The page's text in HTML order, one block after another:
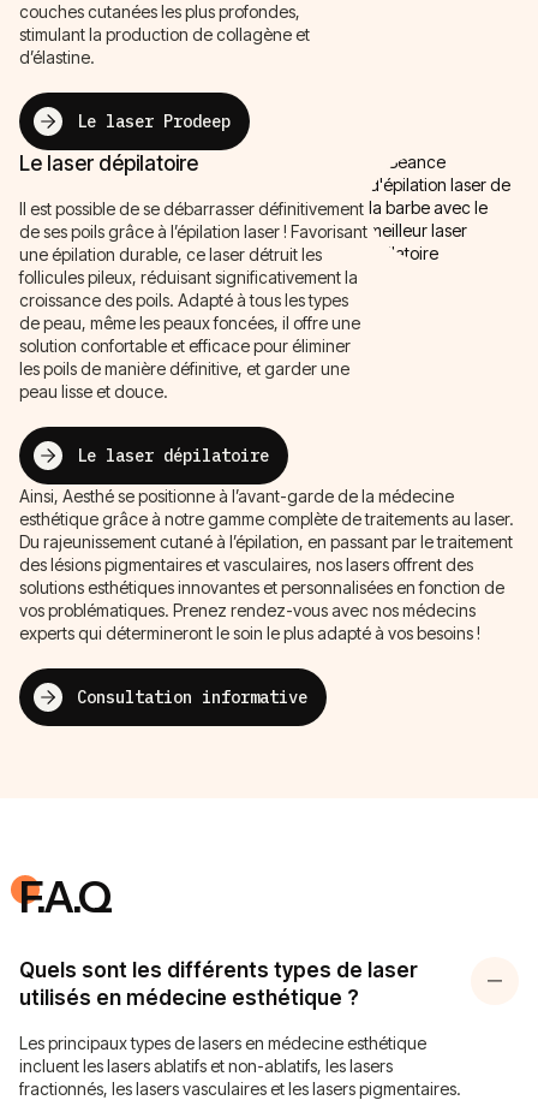
couches cutanées les plus profondes,
stimulant la production de collagène et
d’élastine.
Le laser Prodeep
Le laser dépilatoire
Il est possible de se débarrasser définitivement
de ses poils grâce à l’épilation laser ! Favorisant
une épilation durable, ce laser détruit les
follicules pileux, réduisant significativement la
croissance des poils. Adapté à tous les types
de peau, même les peaux foncées, il offre une
solution confortable et efficace pour éliminer
les poils de manière définitive, et garder une
peau lisse et douce.
Le laser dépilatoire
Ainsi, Aesthé se positionne à l’avant-garde de la médecine
esthétique grâce à notre gamme complète de traitements au laser.
Du rajeunissement cutané à l’épilation, en passant par le traitement
des lésions pigmentaires et vasculaires, nos lasers offrent des
solutions esthétiques innovantes et personnalisées en fonction de
vos problématiques. Prenez rendez-vous avec nos médecins
experts qui détermineront le soin le plus adapté à vos besoins !
Consultation informative
F.A.Q
Quels sont les différents types de laser
utilisés en médecine esthétique ?
Les principaux types de lasers en médecine esthétique
incluent les lasers ablatifs et non-ablatifs, les lasers
fractionnés, les lasers vasculaires et les lasers pigmentaires.